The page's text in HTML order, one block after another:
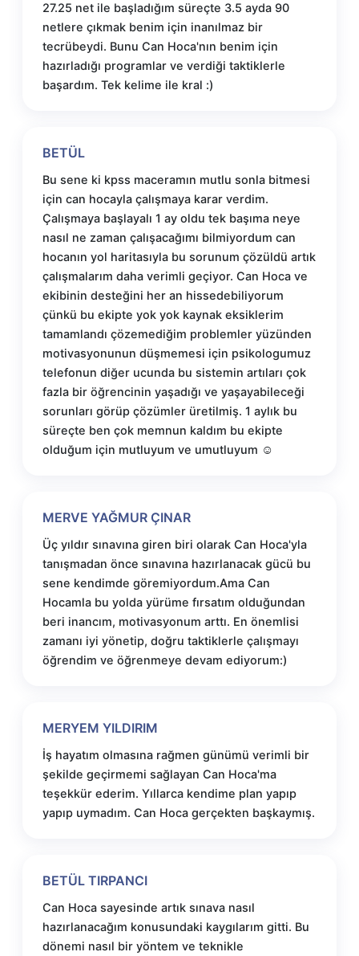
27.25 net ile başladığım süreçte 3.5 ayda 90
netlere çıkmak benim için inanılmaz bir
tecrübeydi. Bunu Can Hoca'nın benim için
hazırladığı programlar ve verdiği taktiklerle
başardım. Tek kelime ile kral :)
BETÜL
Bu sene ki kpss maceramın mutlu sonla bitmesi
için can hocayla çalışmaya karar verdim.
Çalışmaya başlayalı 1 ay oldu tek başıma neye
nasıl ne zaman çalışacağımı bilmiyordum can
hocanın yol haritasıyla bu sorunum çözüldü artık
çalışmalarım daha verimli geçiyor. Can Hoca ve
ekibinin desteğini her an hissedebiliyorum
çünkü bu ekipte yok yok kaynak eksiklerim
tamamlandı çözemediğim problemler yüzünden
motivasyonunun düşmemesi için psikologumuz
telefonun diğer ucunda bu sistemin artıları çok
fazla bir öğrencinin yaşadığı ve yaşayabileceği
sorunları görüp çözümler üretilmiş. 1 aylık bu
süreçte ben çok memnun kaldım bu ekipte
olduğum için mutluyum ve umutluyum ☺
MERVE YAĞMUR ÇINAR
Üç yıldır sınavına giren biri olarak Can Hoca'yla
tanışmadan önce sınavına hazırlanacak gücü bu
sene kendimde göremiyordum.Ama Can
Hocamla bu yolda yürüme fırsatım olduğundan
beri inancım, motivasyonum arttı. En önemlisi
zamanı iyi yönetip, doğru taktiklerle çalışmayı
öğrendim ve öğrenmeye devam ediyorum:)
MERYEM YILDIRIM
İş hayatım olmasına rağmen günümü verimli bir
şekilde geçirmemi sağlayan Can Hoca'ma
teşekkür ederim. Yıllarca kendime plan yapıp
yapıp uymadım. Can Hoca gerçekten başkaymış.
BETÜL TIRPANCI
Can Hoca sayesinde artık sınava nasıl
hazırlanacağım konusundaki kaygılarım gitti. Bu
dönemi nasıl bir yöntem ve teknikle